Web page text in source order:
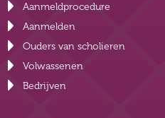
Aanmeldprocedure
Aanmelden
Ouders van scholieren
Volwassenen
Bedrijven